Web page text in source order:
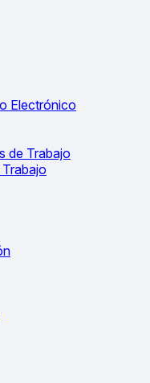
Electrónico
de Trabajo